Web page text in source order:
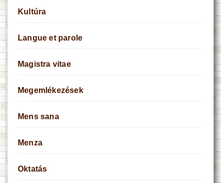
Kultúra
Langue et parole
Magistra vitae
Megemlékezések
Mens sana
Menza
Oktatás